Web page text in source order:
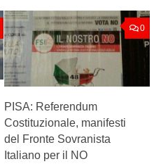
0
PISA: Referendum
Costituzionale, manifesti
del Fronte Sovranista
Italiano per il NO